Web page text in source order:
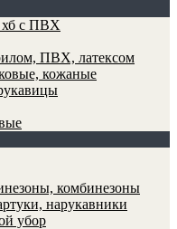
хб с ПВХ
ПВХ, латексом
кожаные
комбинезоны
нарукавники
убор